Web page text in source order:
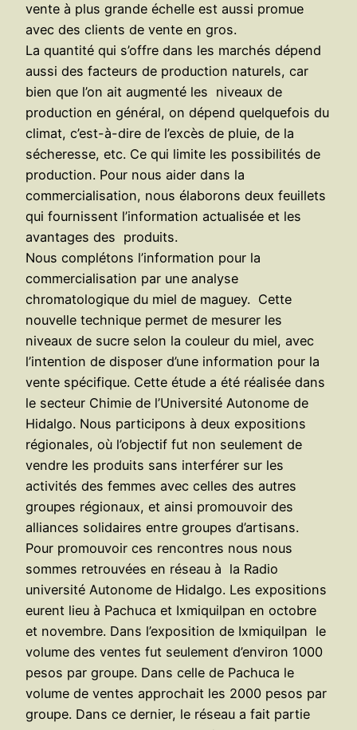
vente à plus grande échelle est aussi promue
avec des clients de vente en gros.
La quantité qui s’offre dans les marchés dépend
aussi des facteurs de production naturels, car
bien que l’on ait augmenté les niveaux de
production en général, on dépend quelquefois du
climat, c’est-à-dire de l’excès de pluie, de la
sécheresse, etc. Ce qui limite les possibilités de
production. Pour nous aider dans la
commercialisation, nous élaborons deux feuillets
qui fournissent l’information actualisée et les
avantages des produits.
Nous complétons l’information pour la
commercialisation par une analyse
chromatologique du miel de maguey. Cette
nouvelle technique permet de mesurer les
niveaux de sucre selon la couleur du miel, avec
l’intention de disposer d’une information pour la
vente spécifique. Cette étude a été réalisée dans
le secteur Chimie de l’Université Autonome de
Hidalgo. Nous participons à deux expositions
régionales, où l’objectif fut non seulement de
vendre les produits sans interférer sur les
activités des femmes avec celles des autres
groupes régionaux, et ainsi promouvoir des
alliances solidaires entre groupes d’artisans.
Pour promouvoir ces rencontres nous nous
sommes retrouvées en réseau à la Radio
université Autonome de Hidalgo. Les expositions
eurent lieu à Pachuca et Ixmiquilpan en octobre
et novembre. Dans l’exposition de Ixmiquilpan le
volume des ventes fut seulement d’environ 1000
pesos par groupe. Dans celle de Pachuca le
volume de ventes approchait les 2000 pesos par
groupe. Dans ce dernier, le réseau a fait partie